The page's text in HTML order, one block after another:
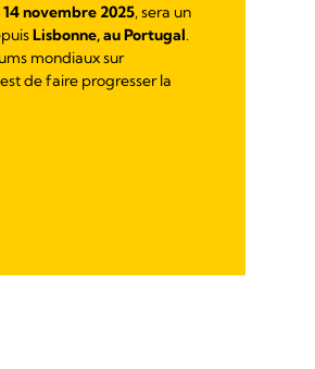
14 novembre 2025, sera un
Lisbonne, au Portugal.
mondiaux sur
de faire progresser la